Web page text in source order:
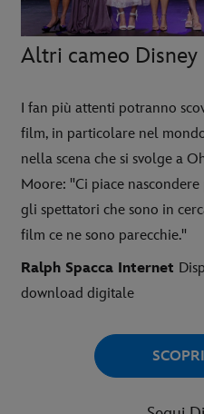
Altri cameo Disney
I fan più attenti potranno
film, in particolare nel
nella scena che si svolge a
Moore: "Ci piace
gli spettatori che sono in
film ce ne sono parecchie."
Ralph Spacca Internet
download digitale